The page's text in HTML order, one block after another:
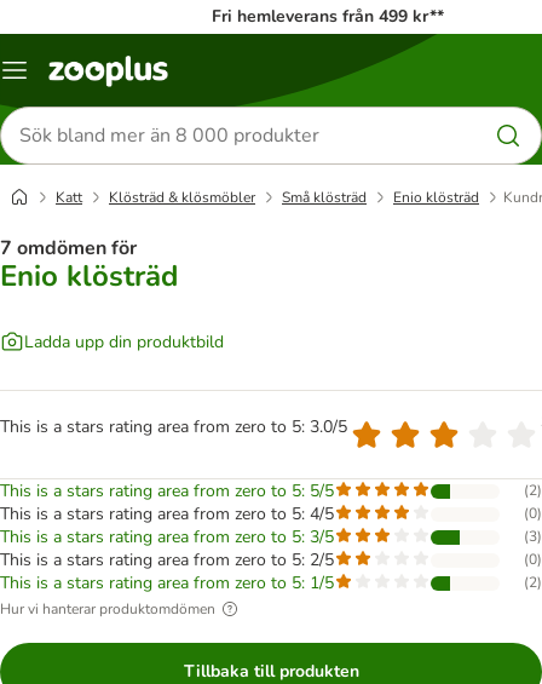
Fri hemleverans från 499 kr**
Katalogmeny
Sök
efter
produkter
Katt Klösträd & klösmöbler Små klösträd Enio klösträd
7 omdömen för
Enio klösträd
Ladda upp din produktbild
This is a stars rating area from zero to 5: 3.0/5
This is a stars rating area from zero to 5: 5/5 (2)
This is a stars rating area from zero to 5: 4/5 (0)
This is a stars rating area from zero to 5: 3/5 (3)
This is a stars rating area from zero to 5: 2/5 (0)
This is a stars rating area from zero to 5: 1/5 (2)
Hur vi hanterar produktomdömen
Tillbaka till produkten